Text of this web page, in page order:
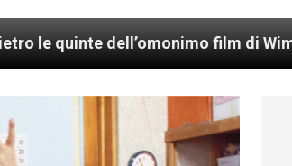
film di Wim Wenders